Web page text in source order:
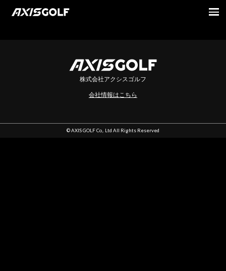
株式会社アクシスゴルフ
会社情報はこちら
© AXIS GOLF Co,. Ltd All Rights Reserved